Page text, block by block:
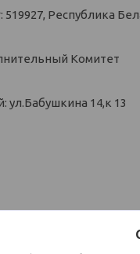
Республика
Комитет
14,к 13